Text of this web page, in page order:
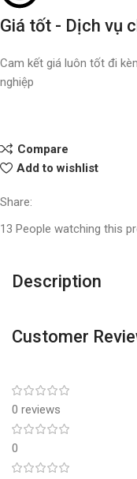
Giá tốt - Dịch vụ
Cam kết giá luôn tốt đi
nghiệp
Compare
Add to wishlist
Share:
13 People watching this
Description
Customer
0 reviews
0